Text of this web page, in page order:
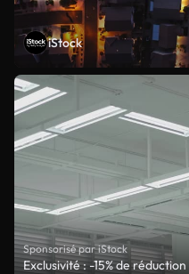
iStock
Sponsorisé par iStock
Exclusivité : -15% de